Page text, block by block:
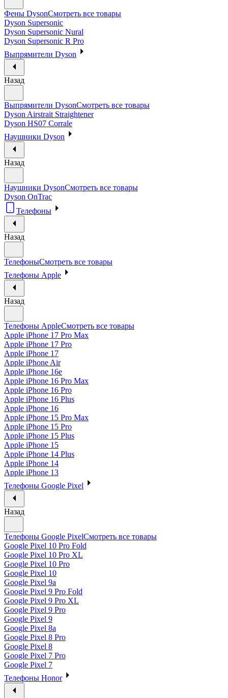
Фены DysonСмотреть все товары
Dyson Supersonic
Dyson Supersonic Nural
Dyson Supersonic R Pro
Выпрямители Dyson
Назад
Выпрямители DysonСмотреть все товары
Dyson Airstrait Straightener
Dyson HS07 Corrale
Наушники Dyson
Назад
Наушники DysonСмотреть все товары
Dyson OnTrac
Телефоны
Назад
ТелефоныСмотреть все товары
Телефоны Apple
Назад
Телефоны AppleСмотреть все товары
Apple iPhone 17 Pro Max
Apple iPhone 17 Pro
Apple iPhone 17
Apple iPhone Air
Apple iPhone 16e
Apple iPhone 16 Pro Max
Apple iPhone 16 Pro
Apple iPhone 16 Plus
Apple iPhone 16
Apple iPhone 15 Pro Max
Apple iPhone 15 Pro
Apple iPhone 15 Plus
Apple iPhone 15
Apple iPhone 14 Plus
Apple iPhone 14
Apple iPhone 13
Телефоны Google Pixel
Назад
Телефоны Google PixelСмотреть все товары
Google Pixel 10 Pro Fold
Google Pixel 10 Pro XL
Google Pixel 10 Pro
Google Pixel 10
Google Pixel 9a
Google Pixel 9 Pro Fold
Google Pixel 9 Pro XL
Google Pixel 9 Pro
Google Pixel 9
Google Pixel 8a
Google Pixel 8 Pro
Google Pixel 8
Google Pixel 7 Pro
Google Pixel 7
Телефоны Honor